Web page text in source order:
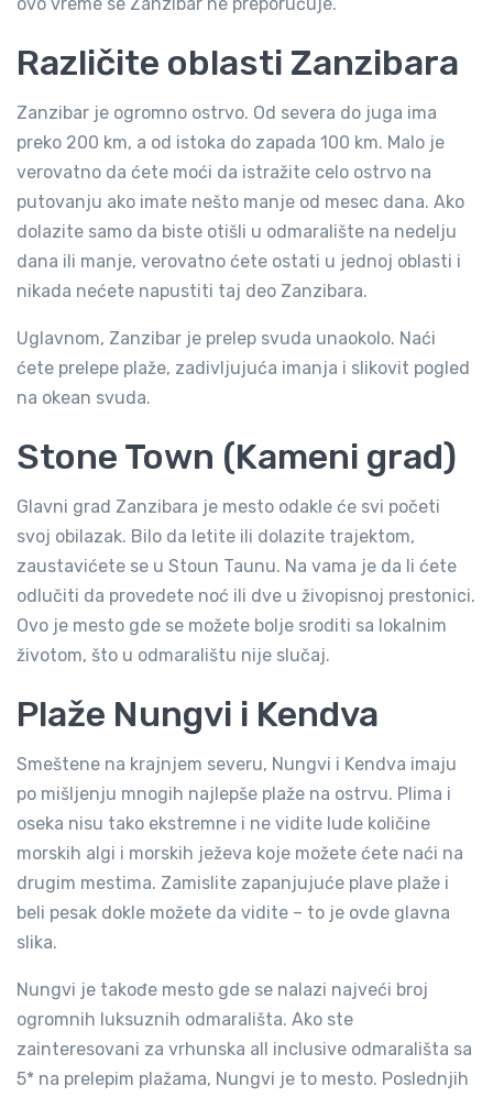
Različite oblasti Zanzibara
Zanzibar je ogromno ostrvo. Od severa do juga ima
preko 200 km, a od istoka do zapada 100 km. Malo je
verovatno da ćete moći da istražite celo ostrvo na
putovanju ako imate nešto manje od mesec dana. Ako
dolazite samo da biste otišli u odmaralište na nedelju
dana ili manje, verovatno ćete ostati u jednoj oblasti i
nikada nećete napustiti taj deo Zanzibara.
Uglavnom, Zanzibar je prelep svuda unaokolo. Naći
ćete prelepe plaže, zadivljujuća imanja i slikovit pogled
na okean svuda.
Stone Town (Kameni grad)
Glavni grad Zanzibara je mesto odakle će svi početi
svoj obilazak. Bilo da letite ili dolazite trajektom,
zaustavićete se u Stoun Taunu. Na vama je da li ćete
odlučiti da provedete noć ili dve u živopisnoj prestonici.
Ovo je mesto gde se možete bolje sroditi sa lokalnim
životom, što u odmaralištu nije slučaj.
Plaže Nungvi i Kendva
Smeštene na krajnjem severu, Nungvi i Kendva imaju
po mišljenju mnogih najlepše plaže na ostrvu. Plima i
oseka nisu tako ekstremne i ne vidite lude količine
morskih algi i morskih ježeva koje možete ćete naći na
drugim mestima. Zamislite zapanjujuće plave plaže i
beli pesak dokle možete da vidite – to je ovde glavna
slika.
Nungvi je takođe mesto gde se nalazi najveći broj
ogromnih luksuznih odmarališta. Ako ste
zainteresovani za vrhunska all inclusive odmarališta sa
5* na prelepim plažama, Nungvi je to mesto. Poslednjih